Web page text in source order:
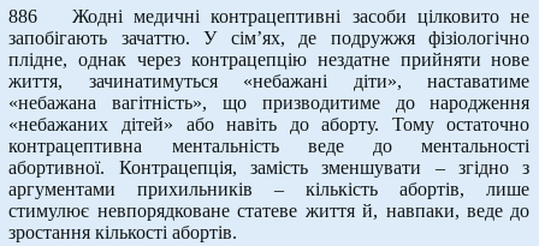
886 Жодні медичні контрацептивні засоби цілковито не
запобігають зачаттю. У сім’ях, де подружжя фізіологічно
плідне, однак через контрацепцію нездатне прийняти нове
життя, зачинатимуться «небажані діти», наставатиме
«небажана вагітність», що призводитиме до народження
«небажаних дітей» або навіть до аборту. Тому остаточно
контрацептивна ментальність веде до ментальності
абортивної. Контрацепція, замість зменшувати – згідно з
аргументами прихильників – кількість абортів, лише
стимулює невпорядковане статеве життя й, навпаки, веде до
зростання кількості абортів.